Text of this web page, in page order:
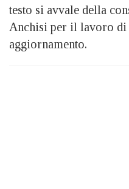
testo si avvale della
Anchisi per il lavoro
aggiornamento.